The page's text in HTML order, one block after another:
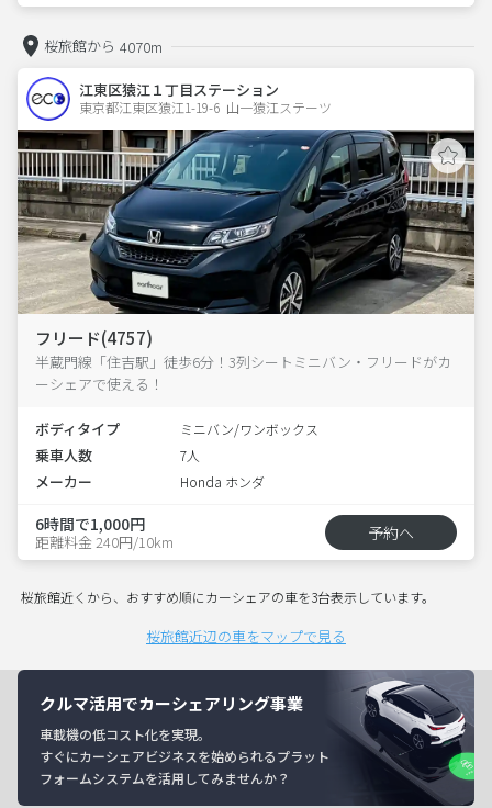
桜旅館から 4070m
江東区猿江１丁目ステーション
東京都江東区猿江1-19-6  山一猿江ステーツ
フリード(4757)
半蔵門線「住吉駅」徒歩6分！3列シートミニバン・フリードがカ
ーシェアで使える！
ボディタイプ ミニバン/ワンボックス
乗車人数 7人
メーカー Honda ホンダ
6時間で1,000円
距離料金 240円/10km 予約へ
桜旅館近くから、おすすめ順にカーシェアの車を3台表示しています。
桜旅館近辺の車をマップで見る
クルマ活用でカーシェアリング事業
車載機の低コスト化を実現。
すぐにカーシェアビジネスを始められるプラット
フォームシステムを活用してみませんか？